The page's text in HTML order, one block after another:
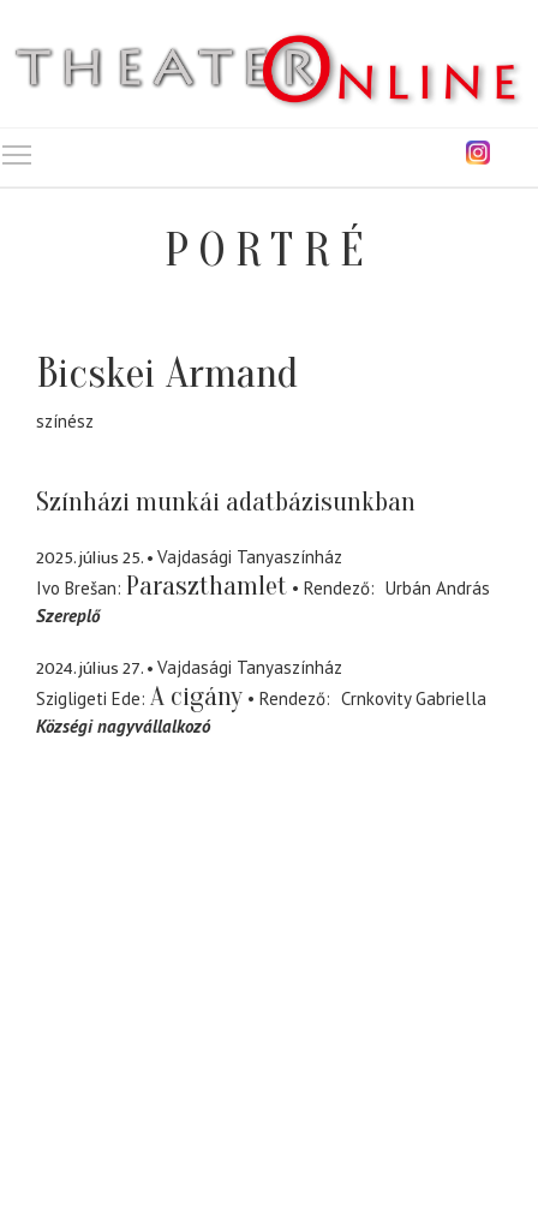
PORTRÉ
Bicskei Armand
színész
Színházi munkái adatbázisunkban
2025. július 25.
Vajdasági Tanyaszínház
Ivo Brešan Paraszthamlet Rendező
Urbán András
Szereplő
2024. július 27.
Vajdasági Tanyaszínház
Szigligeti Ede A cigány Rendező
Crnkovity Gabriella
Községi nagyvállalkozó